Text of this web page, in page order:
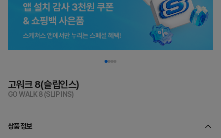
고워크 8(슬립인스)
GO WALK 8 (SLIP INS)
상품정보